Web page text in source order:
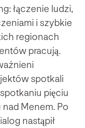
łączenie ludzi,
i szybkie
regionach
pracują.
spotkali
pięciu
Menem. Po
nastąpił